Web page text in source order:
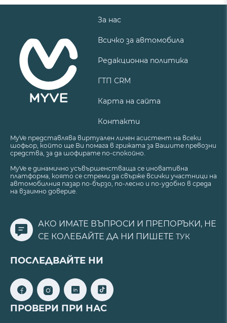
За нас
Всичко за автомобила
Редакционна политика
ГТП CRM
Карта на сайта
Контакти
MyVe представлява виртуален личен асистент на всеки
шофьор, който ще Ви помага в грижата за Вашите превозни
средства, за да шофирате по-спокойно.
MyVe е динамично усъвършенстваща се иновативна
платформа, която се стреми да свърже всички участници на
автомобилния пазар по-бързо, по-лесно и по-удобно в среда
на взаимно доверие.
АКО ИМАТЕ ВЪПРОСИ И ПРЕПОРЪКИ, НЕ
СЕ КОЛЕБАЙТЕ ДА НИ ПИШЕТЕ ТУК
ПОСЛЕДВАЙТЕ НИ
ПРОВЕРИ ПРИ НАС